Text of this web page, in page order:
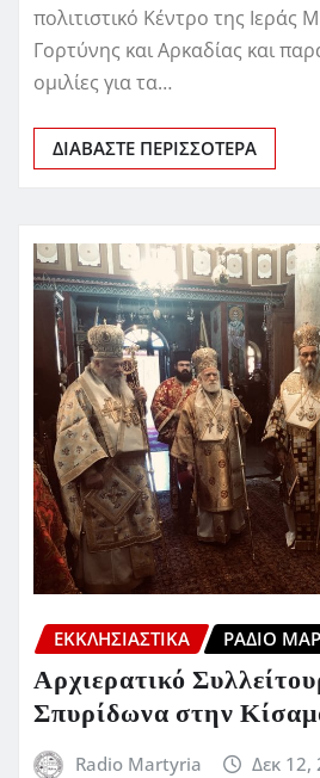
πολιτιστικό Κέντρο της Ιεράς
Γορτύνης και Αρκαδίας και
ομιλίες για τα…
ΔΙΑΒΆΣΤΕ ΠΕΡΙΣΣΌΤΕΡΑ
ΕΚΚΛΗΣΙΑΣΤΙΚΆ ΡΆΔΙΟ
Αρχιερατικό
Σπυρίδωνα στην
Radio Martyria Δεκ 12,